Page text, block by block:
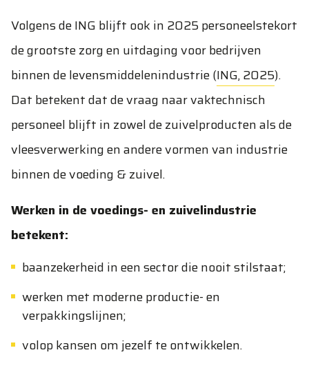
Volgens de ING blijft ook in 2025 personeelstekort
de grootste zorg en uitdaging voor bedrijven
binnen de levensmiddelenindustrie (ING, 2025).
Dat betekent dat de vraag naar vaktechnisch
personeel blijft in zowel de zuivelproducten als de
vleesverwerking en andere vormen van industrie
binnen de voeding & zuivel.
Werken in de voedings- en zuivelindustrie
betekent:
baanzekerheid in een sector die nooit stilstaat;
werken met moderne productie- en
verpakkingslijnen;
volop kansen om jezelf te ontwikkelen.